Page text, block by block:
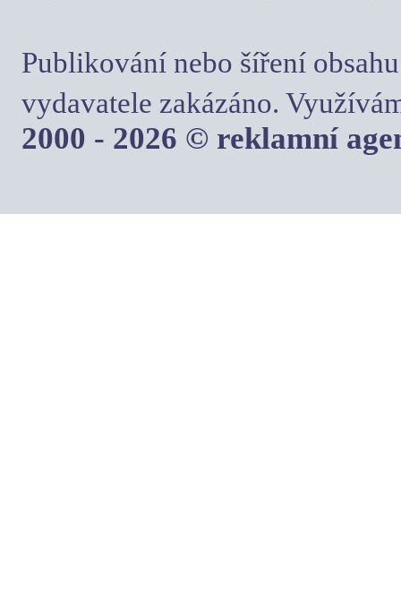
Publikování nebo šíření
vydavatele zakázáno.
2000 - 2026 © reklamní